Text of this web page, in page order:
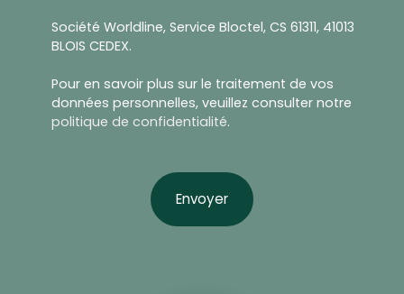
Société Worldline, Service Bloctel, CS 61311, 41013
BLOIS CEDEX.
Pour en savoir plus sur le traitement de vos
données personnelles, veuillez consulter notre
politique de confidentialité.
Envoyer